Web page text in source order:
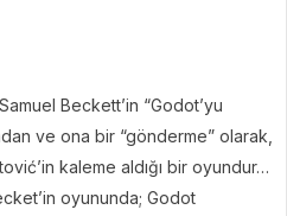
Beckett’in “Godot’yu
ve ona bir “gönderme” olarak,
kaleme aldığı bir oyundur…
oyununda; Godot